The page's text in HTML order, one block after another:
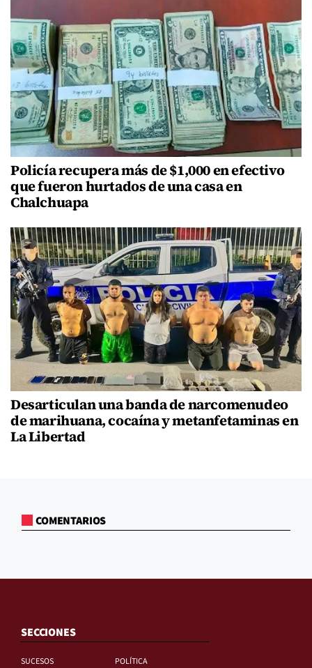
Policía recupera más de $1,000 en efectivo
que fueron hurtados de una casa en
Chalchuapa
Desarticulan una banda de narcomenudeo
de marihuana, cocaína y metanfetaminas en
La Libertad
COMENTARIOS
SECCIONES
SUCESOS
POLÍTICA